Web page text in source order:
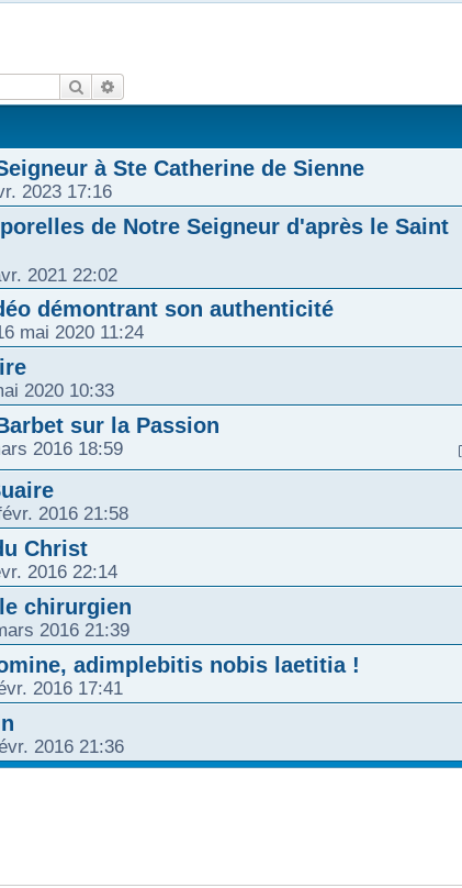
Rechercher
à Ste Catherine de Sienne
2023 17:16
de Notre Seigneur d'après le Saint
2021 22:02
démontrant son authenticité
mai 2020 11:24
2020 10:33
sur la Passion
2016 18:59
2016 21:58
Christ
2016 22:14
chirurgien
2016 21:39
adimplebitis nobis laetitia !
2016 17:41
2016 21:36